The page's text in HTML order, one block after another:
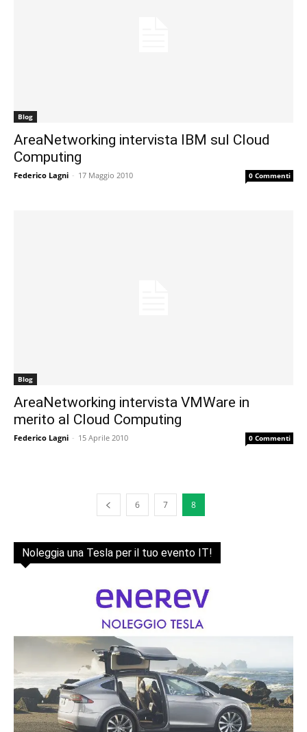
Blog
AreaNetworking intervista IBM sul Cloud
Computing
Federico Lagni - 17 Maggio 2010 0 Commenti
Blog
AreaNetworking intervista VMWare in
merito al Cloud Computing
Federico Lagni - 15 Aprile 2010 0 Commenti
6 7 8
Noleggia una Tesla per il tuo evento IT!